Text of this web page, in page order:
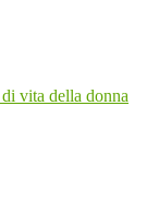
vita della donna